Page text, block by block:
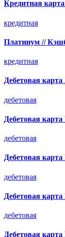
Кредитная
кредитная
Платинум //
кредитная
Дебетовая
дебетовая
Дебетовая
дебетовая
Дебетовая
дебетовая
Дебетовая
дебетовая
Дебетовая